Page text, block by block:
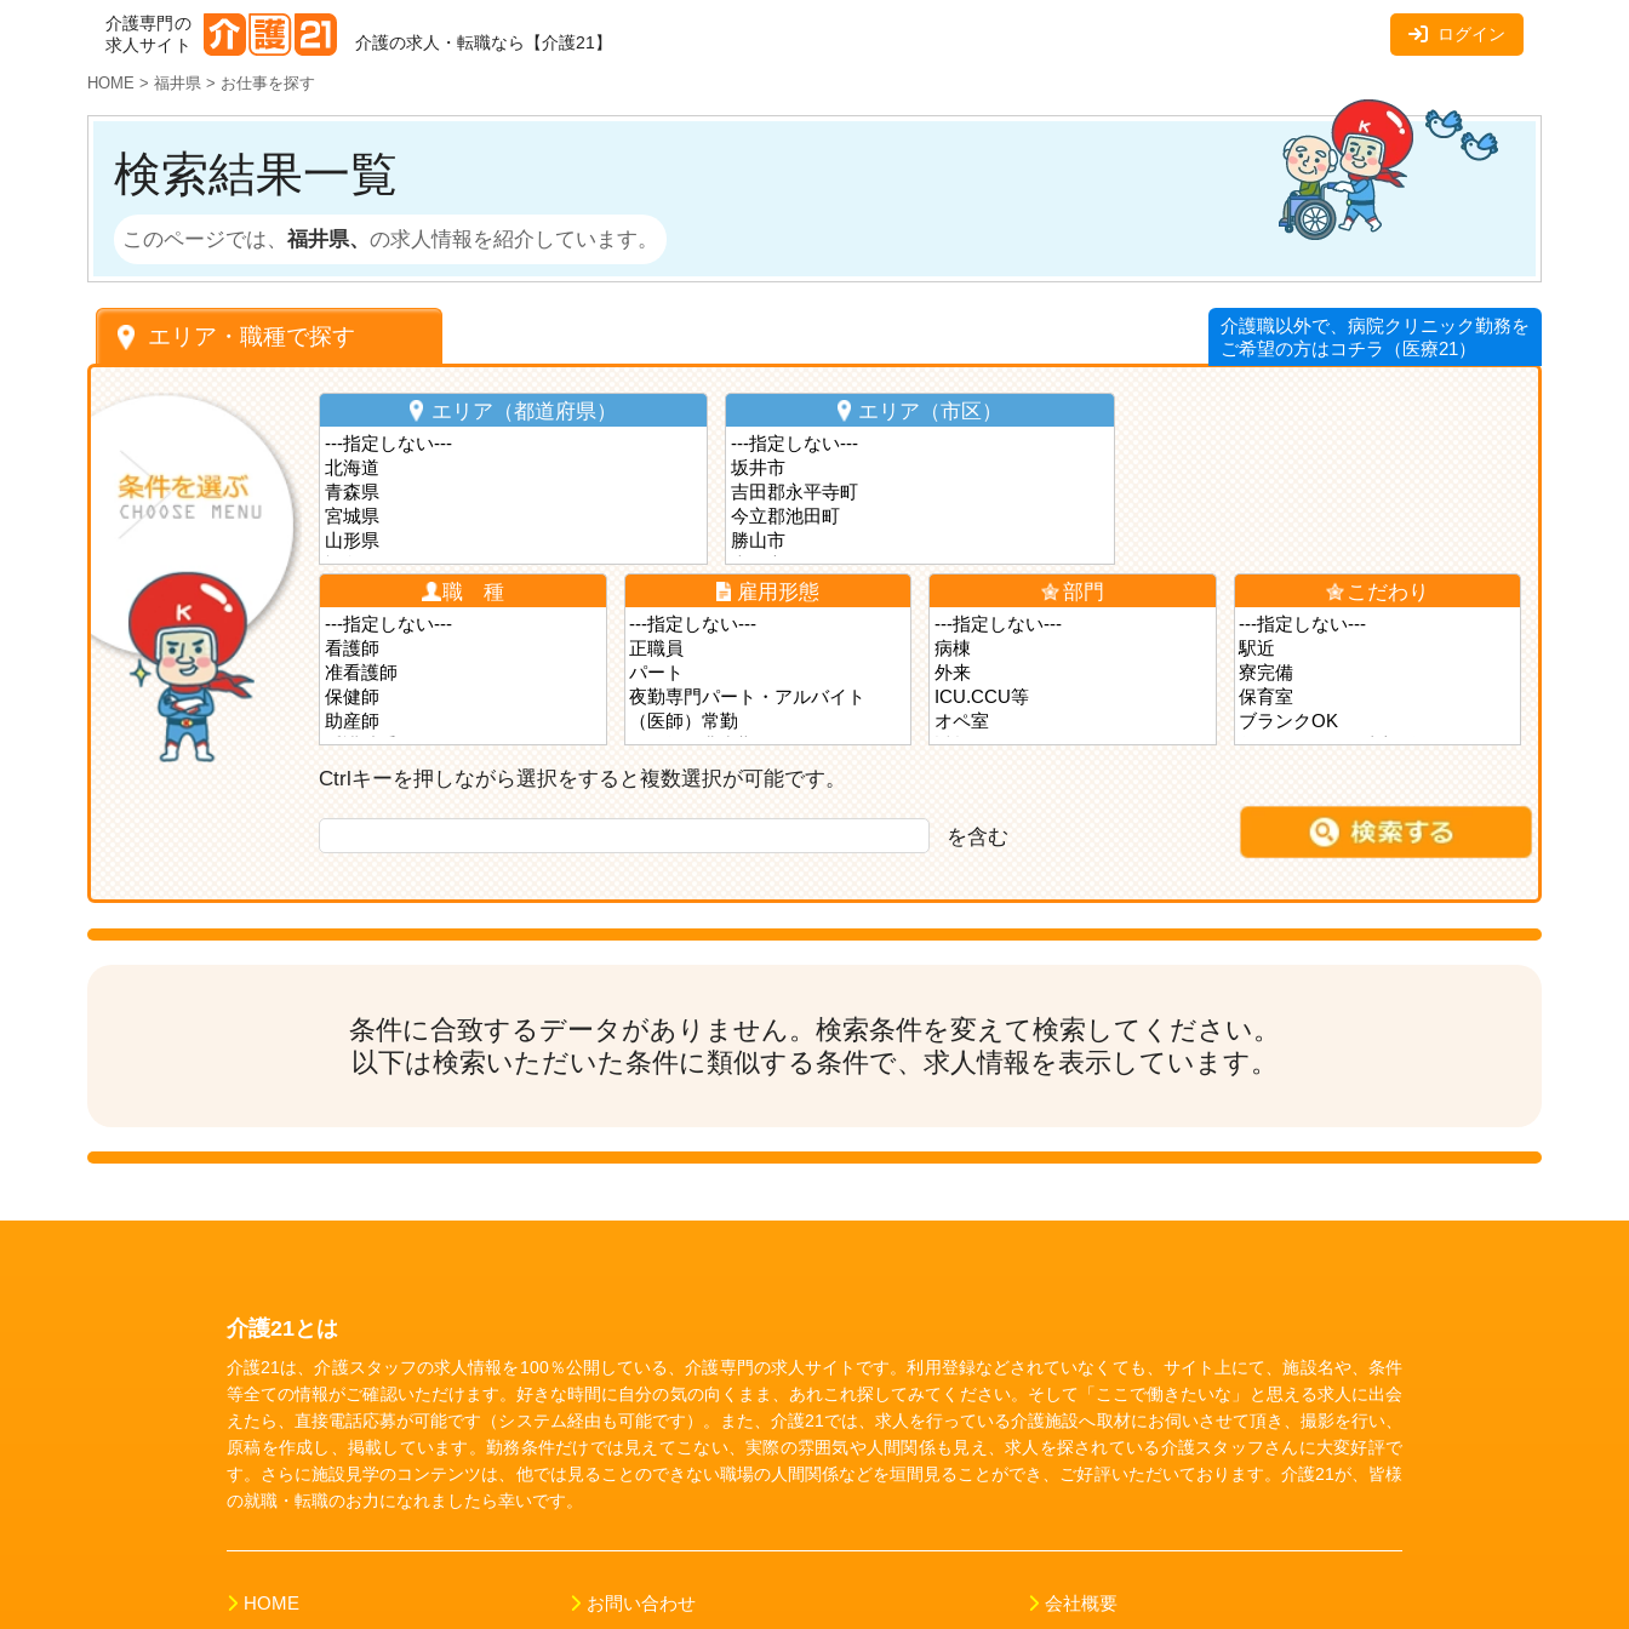
介護専門の
求人サイト
介護の求人・転職なら【介護21】 ログイン
HOME > 福井県 > お仕事を探す
検索結果一覧
このページでは、 福井県、 の求人情報を紹介しています。
介護職以外で、病院クリニック勤務を
ご希望の方はコチラ（医療21）
エリア・職種で探す
エリア（都道府県） エリア（市区）
職 種 雇用形態 部門 こだわり
Ctrlキーを押しながら選択をすると複数選択が可能です。
を含む
条件に合致するデータがありません。検索条件を変えて検索してください。
以下は検索いただいた条件に類似する条件で、求人情報を表示しています。
介護21とは
介護21は、介護スタッフの求人情報を100％公開している、介護専門の求人サイトです。利用登録などされていなくても、サイト上にて、施設名や、条件
等全ての情報がご確認いただけます。好きな時間に自分の気の向くまま、あれこれ探してみてください。そして「ここで働きたいな」と思える求人に出会
えたら、直接電話応募が可能です（システム経由も可能です）。また、介護21では、求人を行っている介護施設へ取材にお伺いさせて頂き、撮影を行い、
原稿を作成し、掲載しています。勤務条件だけでは見えてこない、実際の雰囲気や人間関係も見え、求人を探されている介護スタッフさんに大変好評で
す。さらに施設見学のコンテンツは、他では見ることのできない職場の人間関係などを垣間見ることができ、ご好評いただいております。介護21が、皆様
の就職・転職のお力になれましたら幸いです。
HOME お問い合わせ 会社概要